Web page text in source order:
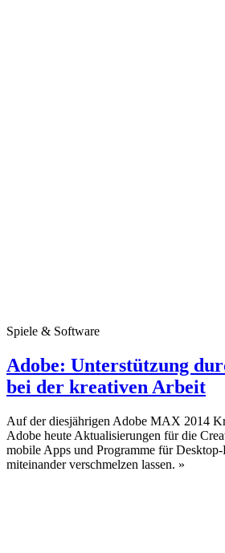
Spiele & Software
Adobe: Unterstützung
bei der kreativen Arbeit
Auf der diesjährigen Adobe MAX 2014
Adobe heute Aktualisierungen für die
mobile Apps und Programme für
miteinander verschmelzen lassen. »